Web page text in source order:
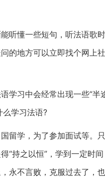
听懂一些短句，听法语歌
的地方可以立即找个网上
学习中会经常出现一些“
么学习法语?
留学，为了参加面试等。
“持之以恒”，学到一定时
永不言败，克服过去了，也